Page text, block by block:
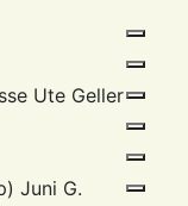
Ute Geller
Juni G.